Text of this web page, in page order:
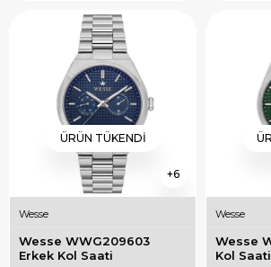
6
ÜRÜN TÜKENDI
Wesse
Wesse WWG209603
Erkek Kol Saati
Wesse
Wesse
Kol Saati